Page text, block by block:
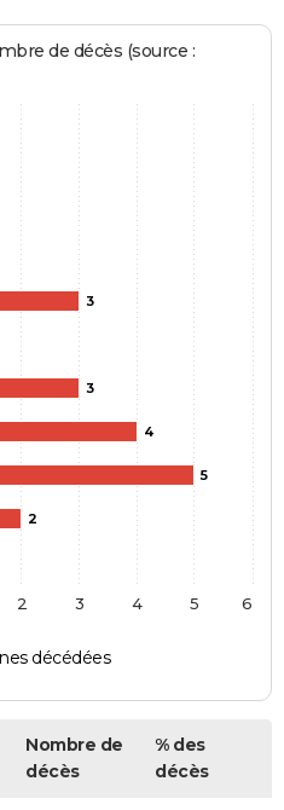
de décès (source :
3
3
4
5
2
décédées
2 3 4 5 6
Nombre de
décès
% des
décès